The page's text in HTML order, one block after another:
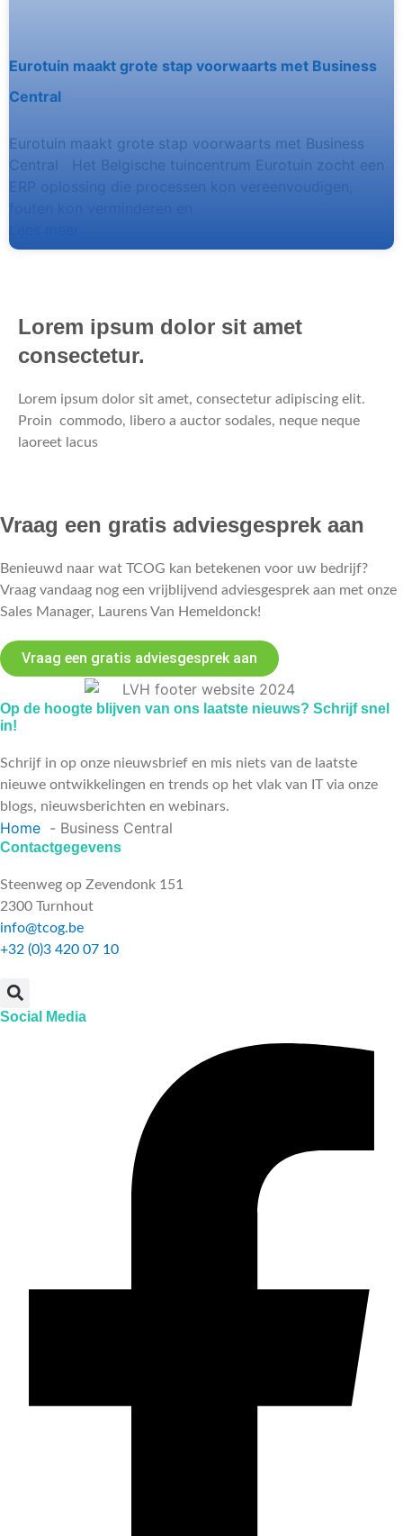
Eurotuin maakt grote stap voorwaarts met Business
Central
Eurotuin maakt grote stap voorwaarts met Business
Central Het Belgische tuincentrum Eurotuin zocht een
Lorem ipsum dolor sit amet
consectetur.
Lorem ipsum dolor sit amet, consectetur adipiscing elit.
Proin commodo, libero a auctor sodales, neque neque
laoreet lacus
Vraag een gratis adviesgesprek aan
Benieuwd naar wat TCOG kan betekenen voor uw bedrijf?
Vraag vandaag nog een vrijblijvend adviesgesprek aan met onze
Sales Manager, Laurens Van Hemeldonck!
Vraag een gratis adviesgesprek aan
Op de hoogte blijven van ons laatste nieuws? Schrijf snel
in!
Schrijf in op onze nieuwsbrief en mis niets van de laatste
nieuwe ontwikkelingen en trends op het vlak van IT via onze
blogs, nieuwsberichten en webinars.
Home Business Central
Contactgegevens
Steenweg op Zevendonk 151
2300 Turnhout
info@tcog.be
+32 (0)3 420 07 10
Social Media